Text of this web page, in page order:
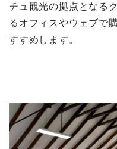
チュ観光の拠点となる
るオフィスやウェブで
すすめします。